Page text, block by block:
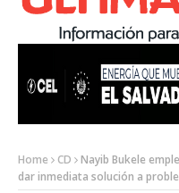
Home CD
Nayib Bukele
dar inmediata solución a